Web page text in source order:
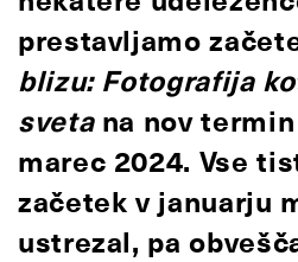
prestavljamo
blizu: Fotografija
svetana nov termin
marec 2024. Vse
začetek v januarju
ustrezal, pa